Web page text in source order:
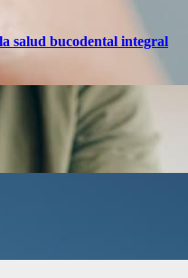
salud bucodental integral